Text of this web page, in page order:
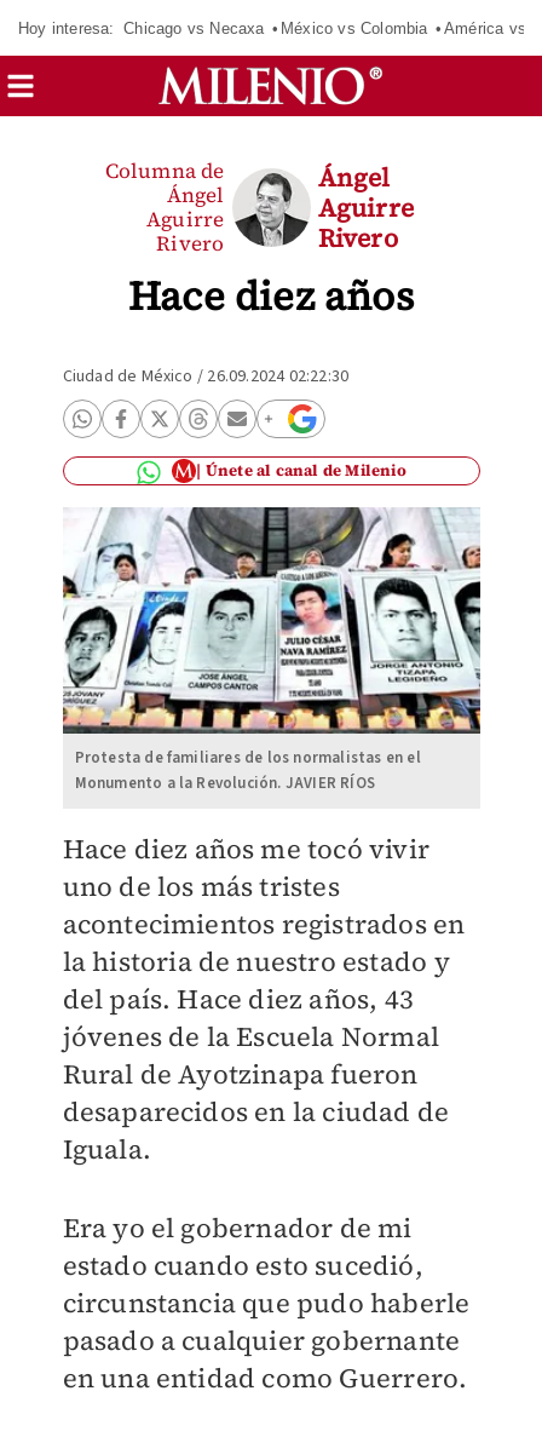
Hoy interesa: Chicago vs Necaxa México vs Colombia América vs
Hace diez años
Columna de
Ángel
Aguirre
Rivero
Ángel
Aguirre
Rivero
Ciudad de México / 26.09.2024 02:22:30
Únete al canal de Milenio
Protesta de familiares de los normalistas en el
Monumento a la Revolución. JAVIER RÍOS
Hace diez años me tocó vivir
uno de los más tristes
acontecimientos registrados en
la historia de nuestro estado y
del país. Hace diez años, 43
jóvenes de la Escuela Normal
Rural de Ayotzinapa fueron
desaparecidos en la ciudad de
Iguala.
Era yo el gobernador de mi
estado cuando esto sucedió,
circunstancia que pudo haberle
pasado a cualquier gobernante
en una entidad como Guerrero.